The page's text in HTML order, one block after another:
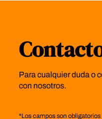
Para cualquier duda o
con nosotros.
*Los campos son obligatorios